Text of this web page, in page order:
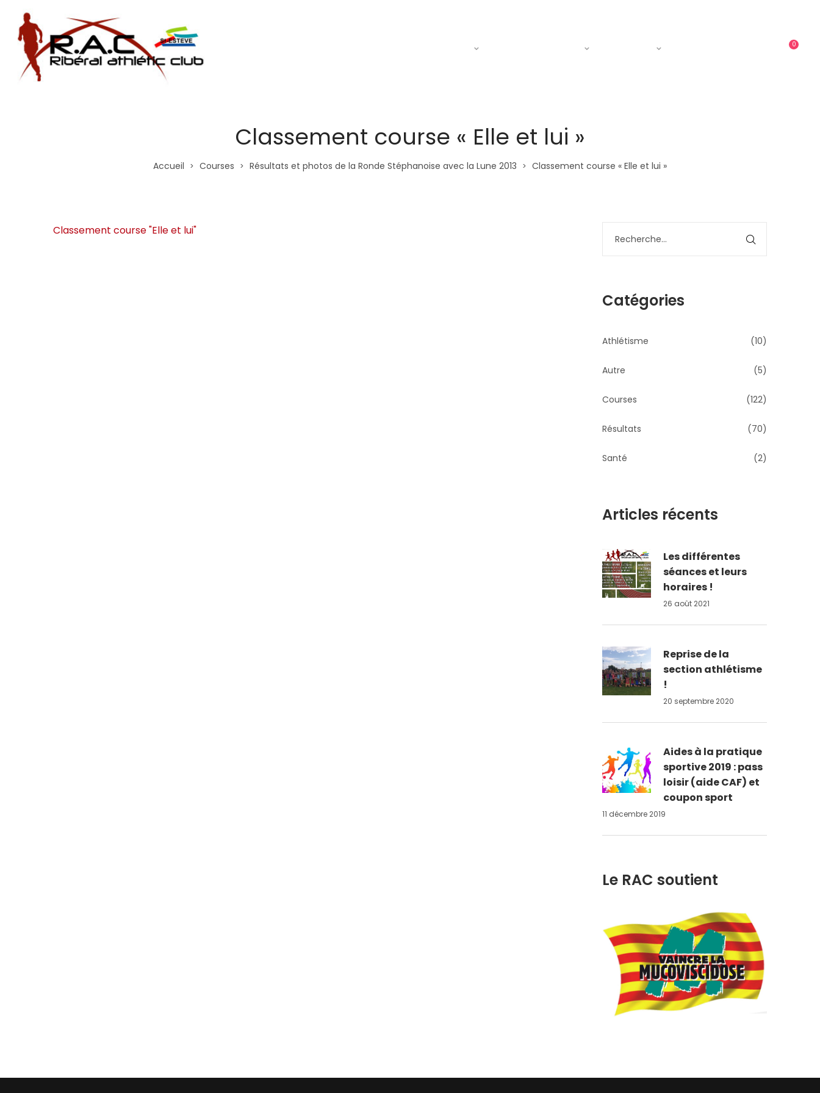
0
Classement course « Elle et lui »
Accueil > Courses > Résultats et photos de la Ronde Stéphanoise avec la Lune 2013 > Classement course « Elle et lui »
Classement course "Elle et lui"
Catégories
Athlétisme (10)
Autre (5)
Courses (122)
Résultats (70)
Santé (2)
Articles récents
Les différentes
séances et leurs
horaires !
26 août 2021
Reprise de la
section athlétisme
!
20 septembre 2020
Aides à la pratique
sportive 2019 : pass
loisir (aide CAF) et
coupon sport
11 décembre 2019
Le RAC soutient